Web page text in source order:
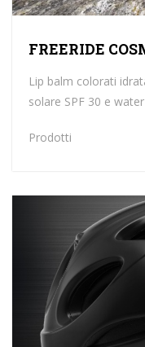
FREERIDE
Lip balm colorati
solare SPF 30 e
Prodotti